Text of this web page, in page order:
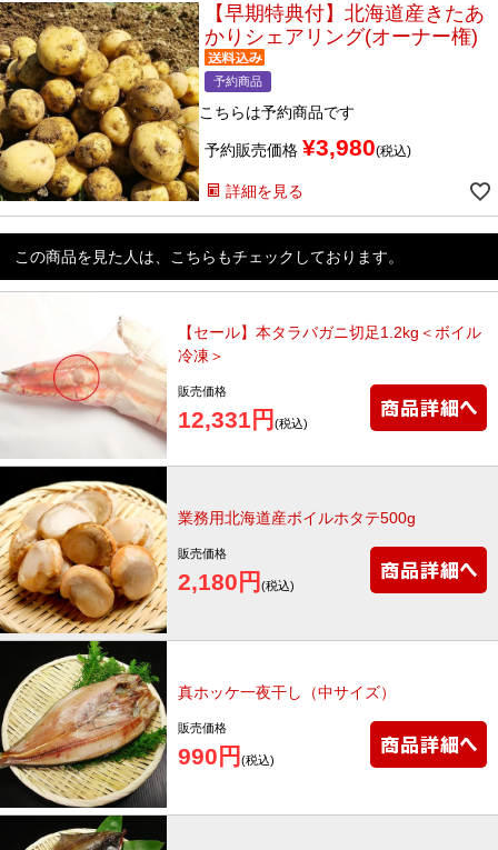
【早期特典付】北海道産きたあ
かりシェアリング(オーナー権)
予約商品
こちらは予約商品です
予約販売価格 ¥3,980 税込
詳細を見る
この商品を見た人は、こちらもチェックしております。
【セール】本タラバガニ切足1.2kg＜ボイル
冷凍＞
販売価格
12,331円 (税込)
業務用北海道産ボイルホタテ500g
販売価格
2,180円 (税込)
真ホッケ一夜干し（中サイズ）
販売価格
990円 (税込)